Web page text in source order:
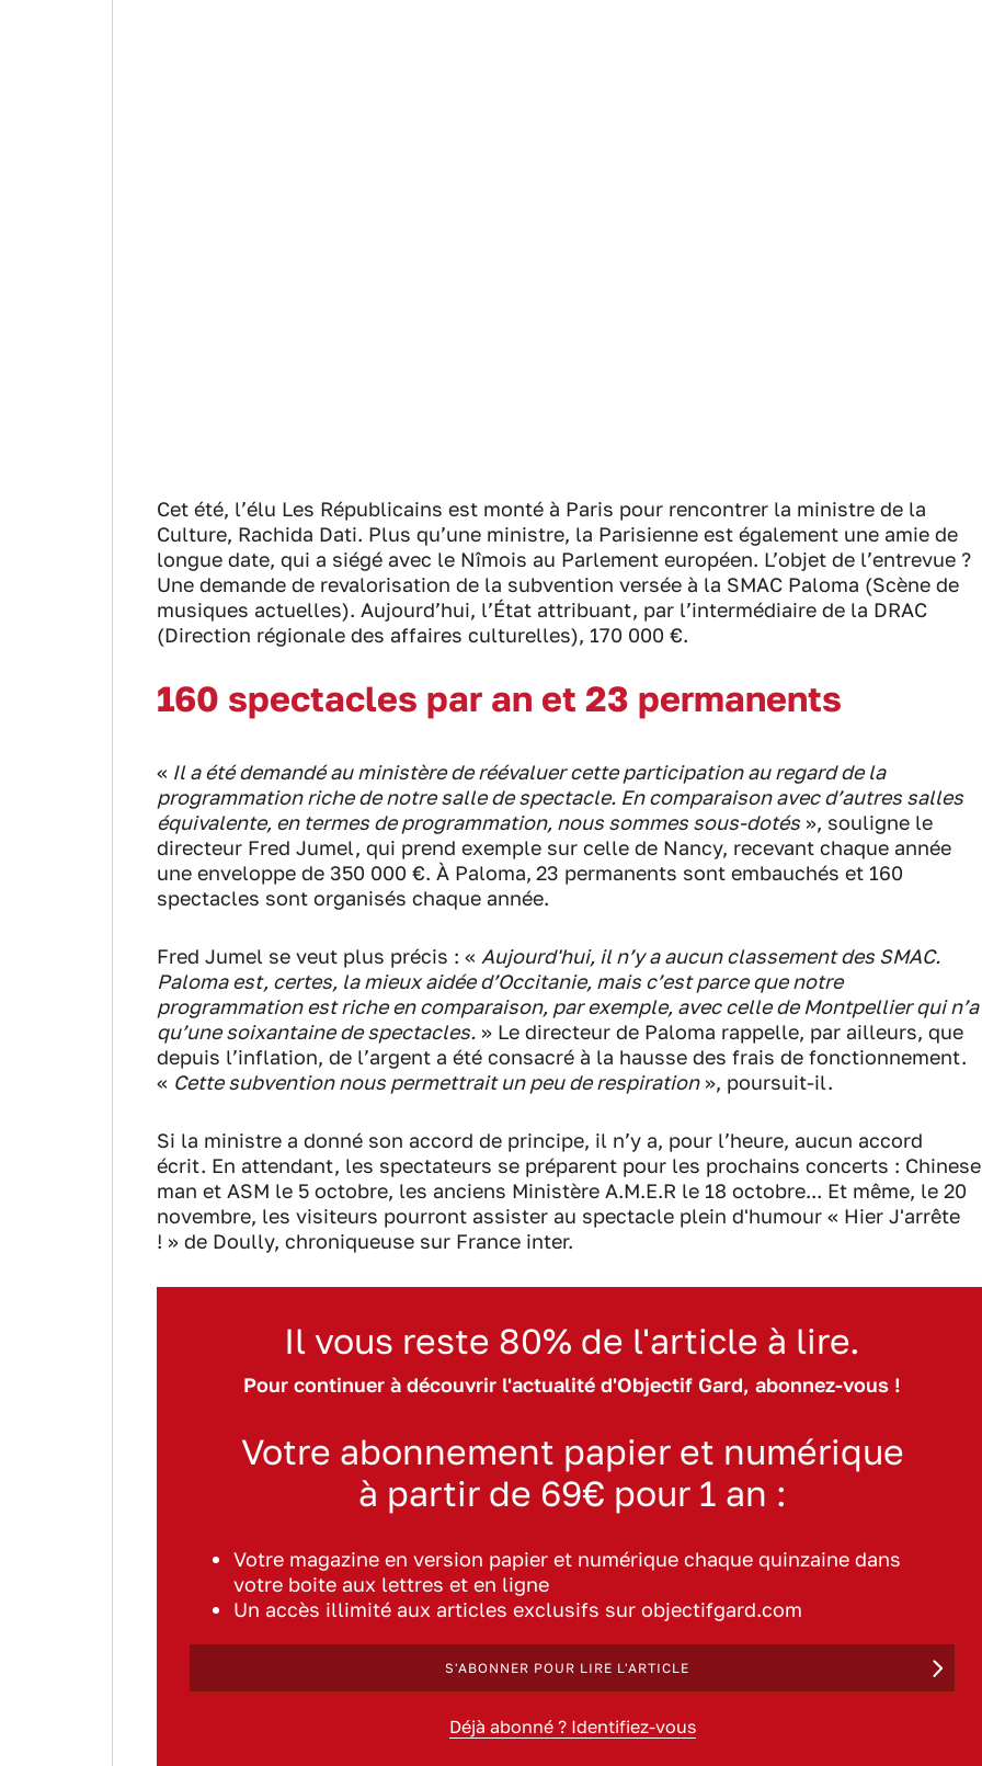
Cet été, l’élu Les Républicains est monté à Paris pour rencontrer la ministre de la
Culture, Rachida Dati. Plus qu’une ministre, la Parisienne est également une amie de
longue date, qui a siégé avec le Nîmois au Parlement européen. L’objet de l’entrevue ?
Une demande de revalorisation de la subvention versée à la SMAC Paloma (Scène de
musiques actuelles). Aujourd’hui, l’État attribuant, par l’intermédiaire de la DRAC
(Direction régionale des affaires culturelles), 170 000 €.
160 spectacles par an et 23 permanents
« Il a été demandé au ministère de réévaluer cette participation au regard de la
programmation riche de notre salle de spectacle. En comparaison avec d’autres salles
équivalente, en termes de programmation, nous sommes sous-dotés », souligne le
directeur Fred Jumel, qui prend exemple sur celle de Nancy, recevant chaque année
une enveloppe de 350 000 €. À Paloma, 23 permanents sont embauchés et 160
spectacles sont organisés chaque année.
Fred Jumel se veut plus précis : « Aujourd'hui, il n’y a aucun classement des SMAC.
Paloma est, certes, la mieux aidée d’Occitanie, mais c’est parce que notre
programmation est riche en comparaison, par exemple, avec celle de Montpellier qui n’a
qu’une soixantaine de spectacles. » Le directeur de Paloma rappelle, par ailleurs, que
depuis l’inflation, de l’argent a été consacré à la hausse des frais de fonctionnement.
« Cette subvention nous permettrait un peu de respiration», poursuit-il.
Si la ministre a donné son accord de principe, il n’y a, pour l’heure, aucun accord
écrit. En attendant, les spectateurs se préparent pour les prochains concerts : Chinese
man et ASM le 5 octobre, les anciens Ministère A.M.E.R le 18 octobre... Et même, le 20
novembre, les visiteurs pourront assister au spectacle plein d'humour « Hier J'arrête
! » de Doully, chroniqueuse sur France inter.
Il vous reste 80% de l'article à lire.
Pour continuer à découvrir l'actualité d'Objectif Gard, abonnez-vous !
Votre abonnement papier et numérique
à partir de 69€ pour 1 an :
Votre magazine en version papier et numérique chaque quinzaine dans
votre boite aux lettres et en ligne
Un accès illimité aux articles exclusifs sur objectifgard.com
S'ABONNER POUR LIRE L'ARTICLE
Déjà abonné ? Identifiez-vous